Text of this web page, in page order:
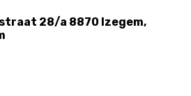
28/a 8870 Izegem,